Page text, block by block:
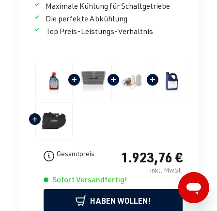
Maximale Kühlung für Schaltgetriebe
Die perfekte Abkühlung
Top Preis-Leistungs-Verhältnis
+ + +
+
Gesamtpreis 1.923,76 €
inkl. MwSt.
Sofort Versandfertig!
HABEN WOLLEN!